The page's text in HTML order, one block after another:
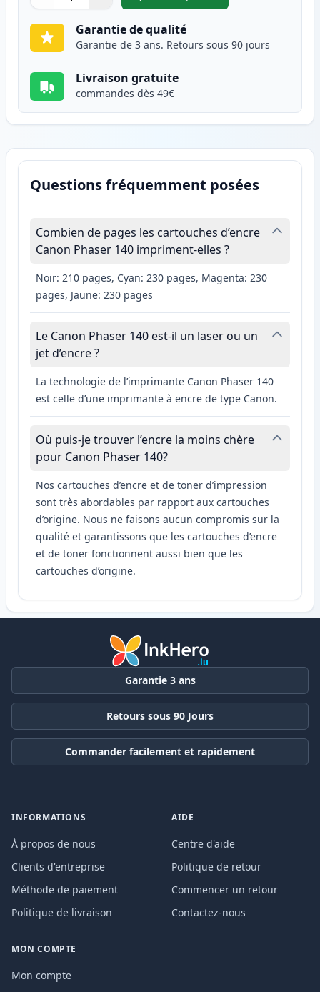
Quantité
Utilisez les boutons pour ajuster
Quantité
Garantie de qualité
Garantie de 3 ans. Retours sous 90 jours
Livraison gratuite
commandes dès 49€
Questions fréquemment posées
Combien de pages les cartouches d’encre
Canon Phaser 140 impriment-elles ?
Noir: 210 pages, Cyan: 230 pages, Magenta: 230
pages, Jaune: 230 pages
Le Canon Phaser 140 est-il un laser ou un
jet d’encre ?
La technologie de l’imprimante Canon Phaser 140
est celle d’une imprimante à encre de type Canon.
Où puis-je trouver l’encre la moins chère
pour Canon Phaser 140?
Nos cartouches d’encre et de toner d’impression
sont très abordables par rapport aux cartouches
d’origine. Nous ne faisons aucun compromis sur la
qualité et garantissons que les cartouches d’encre
et de toner fonctionnent aussi bien que les
cartouches d’origine.
Garantie 3 ans
Retours sous 90 Jours
Commander facilement et rapidement
INFORMATIONS
À propos de nous
Clients d'entreprise
Méthode de paiement
Politique de livraison
AIDE
Centre d'aide
Politique de retour
Commencer un retour
Contactez-nous
MON COMPTE
Mon compte